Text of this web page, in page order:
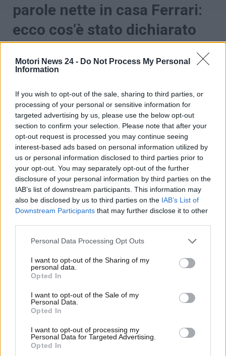
Motori News 24 - Do Not Process My Personal
Information
If you wish to opt-out of the sale, sharing to third parties, or
processing of your personal or sensitive information for
targeted advertising by us, please use the below opt-out
section to confirm your selection. Please note that after your
opt-out request is processed you may continue seeing
interest-based ads based on personal information utilized by
us or personal information disclosed to third parties prior to
your opt-out. You may separately opt-out of the further
disclosure of your personal information by third parties on the
IAB’s list of downstream participants. This information may
also be disclosed by us to third parties on the IAB’s List of
Downstream Participants that may further disclose it to other
Personal Data Processing Opt Outs
I want to opt-out of the Sharing of my
personal data.
Opted In
I want to opt-out of the Sale of my
Personal Data.
Opted In
I want to opt-out of processing my
Personal Data for Targeted Advertising.
Opted In
parole nette in casa Ferrari:
ecco cos’è stato dichiarato
, non
ha nascosto l’importanza di questo appuntamento e
ha dichiarato: “Il fatto che la quarta gara della
misurare i progressi che abbiamo fatto nella
gestione della Ferrari SF-25
rispetto ai test di un
mese e mezzo fa”.
Dopo un avvio di stagione che ha mostrato lampi di
potenziale, la Ferrari con la SF-25 sa di dover alzare
l’asticella per competere con rivali del calibro di
McLaren. “Sappiamo che ci manca ancora della
prestazioneper essere in grado di lottare con
McLaren,” ha ammesso Vasseur.